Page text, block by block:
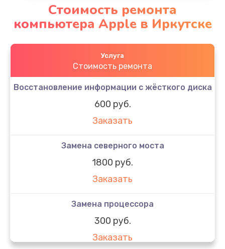
Стоимость ремонта
компьютера Apple в Иркутске
Услуга
Стоимость ремонта
Восстановление информации с жёсткого диска
600 руб.
Заказать
Замена северного моста
1800 руб.
Заказать
Замена процессора
300 руб.
Заказать